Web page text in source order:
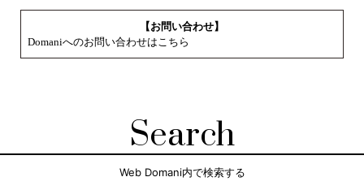
【お問い合わせ】
Domaniへのお問い合わせはこちら
Search
Web Domani内で検索する